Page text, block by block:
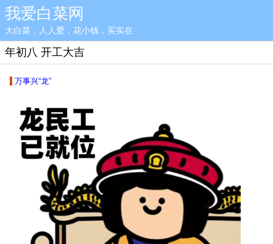
我爱白菜网
大白菜，人人爱，花小钱，买实在
年初八 开工大吉
万事兴“龙”